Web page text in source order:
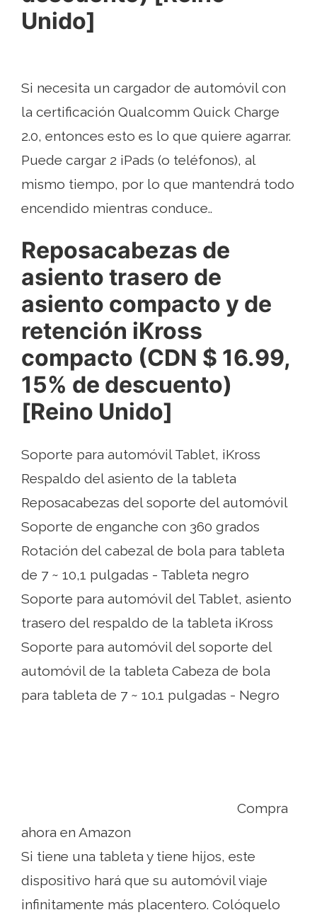
Unido]
Si necesita un cargador de automóvil con
la certificación Qualcomm Quick Charge
2.0, entonces esto es lo que quiere agarrar.
Puede cargar 2 iPads (o teléfonos), al
mismo tiempo, por lo que mantendrá todo
encendido mientras conduce..
Reposacabezas de
asiento trasero de
asiento compacto y de
retención iKross
compacto (CDN $ 16.99,
15% de descuento)
[Reino Unido]
Soporte para automóvil Tablet, iKross
Respaldo del asiento de la tableta
Reposacabezas del soporte del automóvil
Soporte de enganche con 360 grados
Rotación del cabezal de bola para tableta
de 7 ~ 10,1 pulgadas - Tableta negro
Soporte para automóvil del Tablet, asiento
trasero del respaldo de la tableta iKross
Soporte para automóvil del soporte del
automóvil de la tableta Cabeza de bola
para tableta de 7 ~ 10.1 pulgadas - Negro
Compra
ahora en Amazon
Si tiene una tableta y tiene hijos, este
dispositivo hará que su automóvil viaje
infinitamente más placentero. Colóquelo